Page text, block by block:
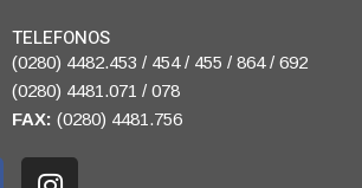
TELEFONOS
(0280) 4482.453 / 454 / 455 / 864 / 692
(0280) 4481.071 / 078
FAX: (0280) 4481.756